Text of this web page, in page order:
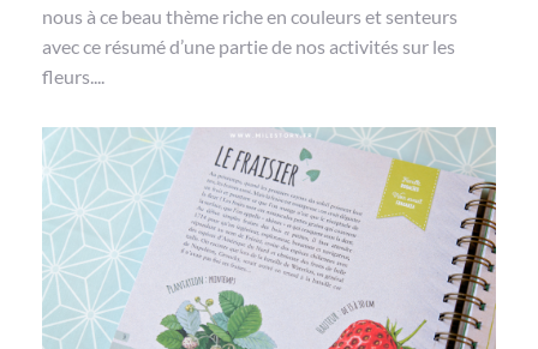
nous à ce beau thème riche en couleurs et senteurs
avec ce résumé d’une partie de nos activités sur les
fleurs....